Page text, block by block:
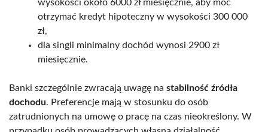
wysokości około 6000 zł miesięcznie, aby móc
otrzymać kredyt hipoteczny w wysokości 300 000
zł,
dla singli minimalny dochód wynosi 2900 zł
miesięcznie.
Banki szczególnie zwracają uwagę na stabilność źródła
dochodu. Preferencje mają w stosunku do osób
zatrudnionych na umowę o pracę na czas nieokreślony. W